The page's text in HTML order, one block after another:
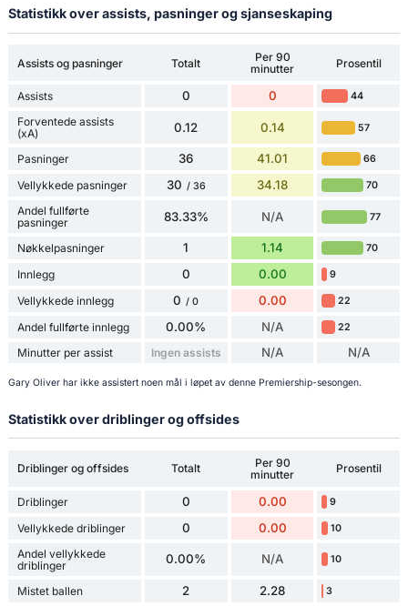
Statistikk over assists, pasninger og sjanseskaping
Assists og pasninger Totalt
Per 90
minutter
Prosentil
Assists 0 0 44
Forventede assists
(xA)
0.12 0.14 57
Pasninger 36 41.01 66
Vellykkede pasninger 30 / 36 34.18 70
Andel fullførte
pasninger
83.33% N/A 77
Nøkkelpasninger 1 1.14 70
Innlegg 0 0.00 9
Vellykkede innlegg 0 / 0 0.00 22
Andel fullførte innlegg 0.00% N/A 22
Minutter per assist Ingen assists N/A N/A
Gary Oliver har ikke assistert noen mål i løpet av denne Premiership-sesongen.
Statistikk over driblinger og offsides
Driblinger og offsides Totalt
Per 90
minutter
Prosentil
Driblinger 0 0.00 9
Vellykkede driblinger 0 0.00 10
Andel vellykkede
driblinger
0.00% N/A 10
Mistet ballen 2 2.28 3